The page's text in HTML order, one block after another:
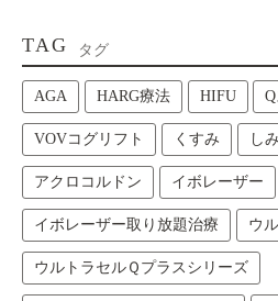
TAG タグ
AGA HARG療法 HIFU
VOVコグリフト くすみ しみ
アクロコルドン イボレーザー
イボレーザー取り放題治療 ウ
ウルトラセルＱプラスシリーズ